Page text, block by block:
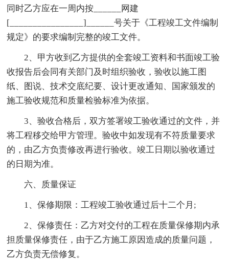
同时乙方应在一周内按______网建
[________________]______号关于《工程竣工文件编制
规定》的要求编制完整的竣工文件。
2、甲方收到乙方提供的全套竣工资料和书面竣工验
收报告后会同有关部门及时组织验收，验收以施工图
纸、图说、技术交底纪要、设计更改通知、国家颁发的
施工验收规范和质量检验标准为依据。
3、验收合格后，双方签署竣工验收通过的文件，并
将工程移交给甲方管理。验收中如发现有不符质量要求
的，由乙方负责修改再进行验收。竣工日期以验收通过
的日期为准。
六、质量保证
1、保修期限：工程竣工验收通过后十二个月;
2、保修责任：乙方对交付的工程在质量保修期内承
担质量保修责任，由于乙方施工原因造成的质量问题，
乙方负责无偿修复。